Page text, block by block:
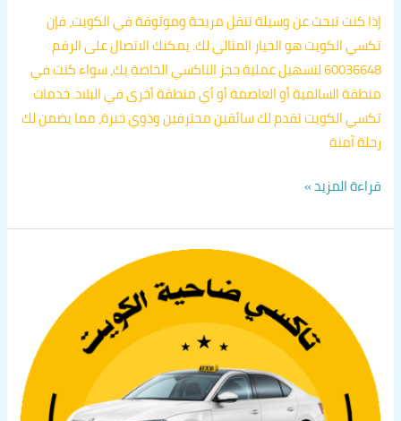
إذا كنت تبحث عن وسيلة تنقل مريحة وموثوقة في الكويت، فإن
تكسي الكويت هو الخيار المثالي لك. يمكنك الاتصال على الرقم
60036648 لتسهيل عملية حجز التاكسي الخاصة بك، سواء كنت في
منطقة السالمية أو العاصمة أو أي منطقة أخرى في البلاد. خدمات
تكسي الكويت تقدم لك سائقين محترفين وذوي خبرة، مما يضمن لك
رحلة آمنة
قراءة المزيد »
الكويت
اتصل
بنا
60036648